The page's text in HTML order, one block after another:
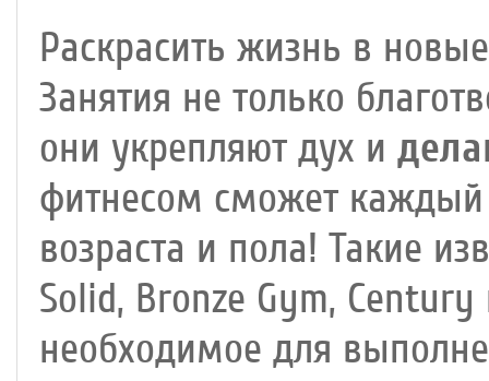
Раскрасить жизнь в
Занятия не только
они укрепляют дух и
фитнесом сможет каждый
возраста и пола! Такие
Solid, Bronze Gym, Century
необходимое для